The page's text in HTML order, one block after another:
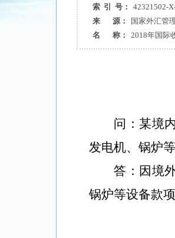
索 引 号：
42321502-
来 源：
国家外汇管
名 称：
2018年国际
问：某境
发电机、锅炉
答：因境
锅炉等设备款